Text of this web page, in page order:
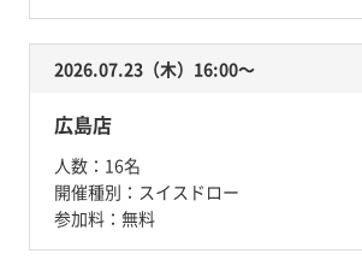
2026.07.23（木）16:00〜
広島店
人数： 16名
開催種別： スイスドロー
参加料： 無料